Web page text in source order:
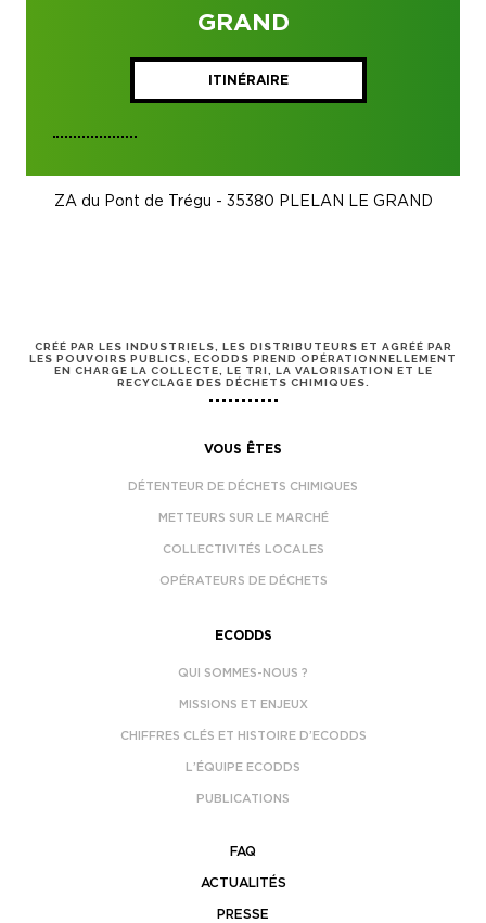
GRAND
ITINÉRAIRE
ZA du Pont de Trégu - 35380 PLELAN LE GRAND
CRÉÉ PAR LES INDUSTRIELS, LES DISTRIBUTEURS ET AGRÉÉ PAR
LES POUVOIRS PUBLICS, ECODDS PREND OPÉRATIONNELLEMENT
EN CHARGE LA COLLECTE, LE TRI, LA VALORISATION ET LE
RECYCLAGE DES DÉCHETS CHIMIQUES.
VOUS ÊTES
DÉTENTEUR DE DÉCHETS CHIMIQUES
METTEURS SUR LE MARCHÉ
COLLECTIVITÉS LOCALES
OPÉRATEURS DE DÉCHETS
ECODDS
QUI SOMMES-NOUS ?
MISSIONS ET ENJEUX
CHIFFRES CLÉS ET HISTOIRE D’ECODDS
L’ÉQUIPE ECODDS
PUBLICATIONS
FAQ
ACTUALITÉS
PRESSE